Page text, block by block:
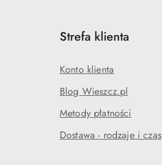
Strefa klienta
Konto klienta
Blog Wieszcz.pl
Metody płatności
Dostawa - rodzaje i czas